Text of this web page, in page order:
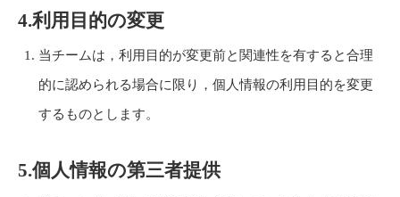
4.利用目的の変更
当チームは，利用目的が変更前と関連性を有すると合理
的に認められる場合に限り，個人情報の利用目的を変更
するものとします。
5.個人情報の第三者提供